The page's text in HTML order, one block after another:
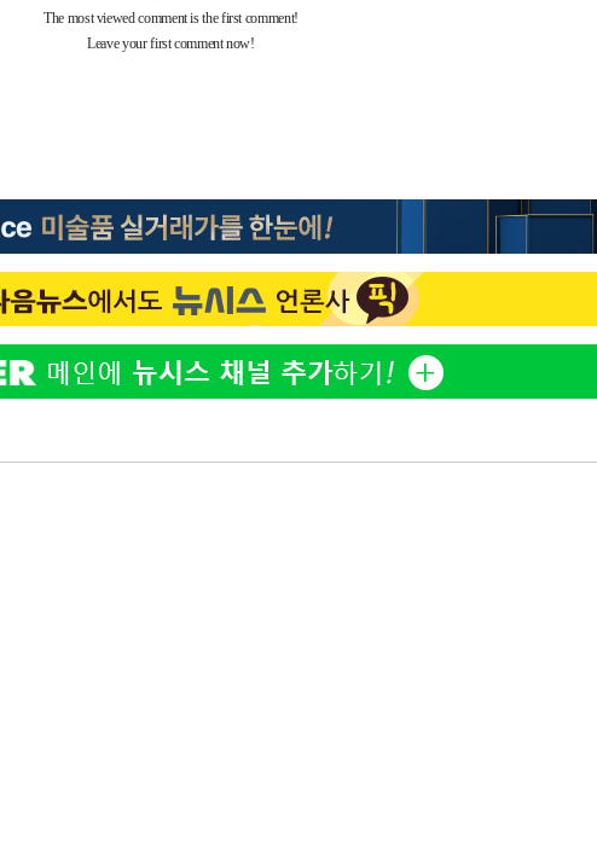
2
"창 3개 띄워도
라', 일주일 써
3
오세훈 "용산공
학 뒤집는 것"
4
[속보]뉴욕증시
5
김도영·곽빈·